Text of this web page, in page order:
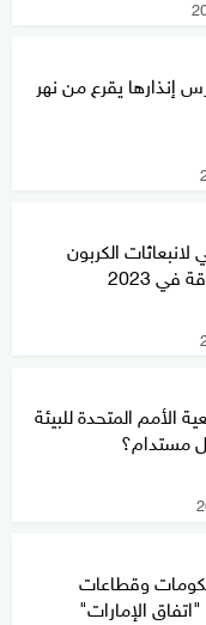
إنذارها يقرع من نهر
الكربون
في 2023
الأمم المتحدة للبيئة
مستدام؟
وقطاعات
"اتفاق الإمارات"